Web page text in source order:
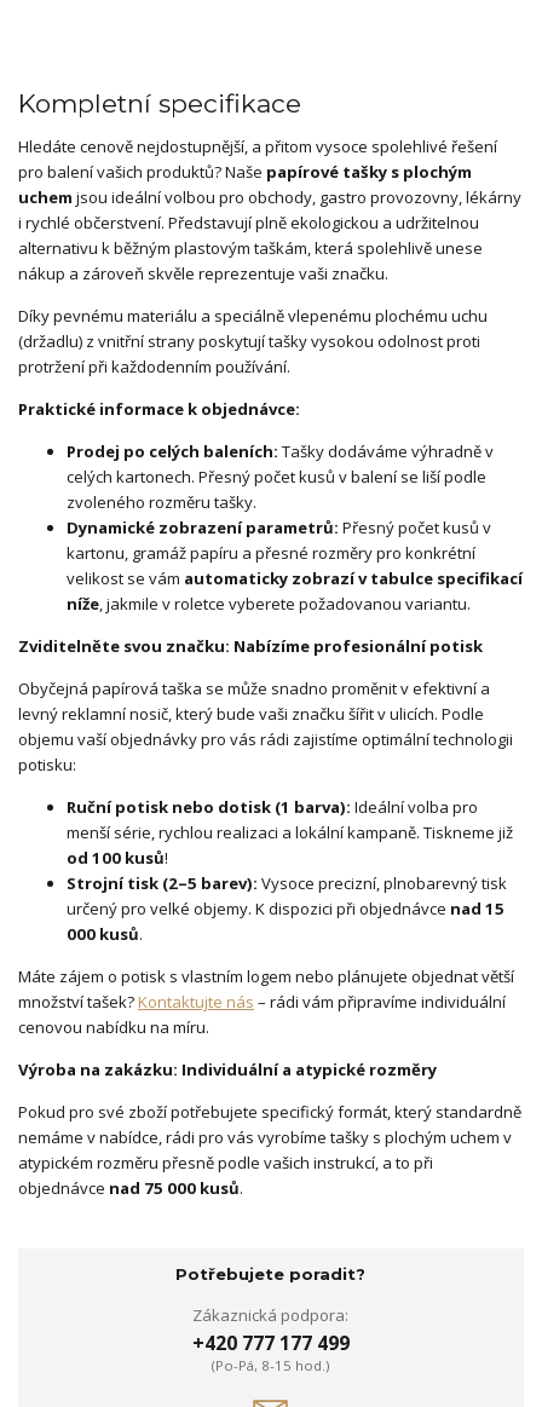
Kompletní specifikace
Hledáte cenově nejdostupnější, a přitom vysoce spolehlivé řešení
pro balení vašich produktů? Naše papírové tašky s plochým
uchem jsou ideální volbou pro obchody, gastro provozovny, lékárny
i rychlé občerstvení. Představují plně ekologickou a udržitelnou
alternativu k běžným plastovým taškám, která spolehlivě unese
nákup a zároveň skvěle reprezentuje vaši značku.
Díky pevnému materiálu a speciálně vlepenému plochému uchu
(držadlu) z vnitřní strany poskytují tašky vysokou odolnost proti
protržení při každodenním používání.
Praktické informace k objednávce:
Prodej po celých baleních: Tašky dodáváme výhradně v
celých kartonech. Přesný počet kusů v balení se liší podle
zvoleného rozměru tašky.
Dynamické zobrazení parametrů: Přesný počet kusů v
kartonu, gramáž papíru a přesné rozměry pro konkrétní
velikost se vám automaticky zobrazí v tabulce specifikací
níže, jakmile v roletce vyberete požadovanou variantu.
Zviditelněte svou značku: Nabízíme profesionální potisk
Obyčejná papírová taška se může snadno proměnit v efektivní a
levný reklamní nosič, který bude vaši značku šířit v ulicích. Podle
objemu vaší objednávky pro vás rádi zajistíme optimální technologii
potisku:
Ruční potisk nebo dotisk (1 barva): Ideální volba pro
menší série, rychlou realizaci a lokální kampaně. Tiskneme již
od 100 kusů!
Strojní tisk (2–5 barev): Vysoce precizní, plnobarevný tisk
určený pro velké objemy. K dispozici při objednávce nad 15
000 kusů.
Máte zájem o potisk s vlastním logem nebo plánujete objednat větší
množství tašek? Kontaktujte nás – rádi vám připravíme individuální
cenovou nabídku na míru.
Výroba na zakázku: Individuální a atypické rozměry
Pokud pro své zboží potřebujete specifický formát, který standardně
nemáme v nabídce, rádi pro vás vyrobíme tašky s plochým uchem v
atypickém rozměru přesně podle vašich instrukcí, a to při
objednávce nad 75 000 kusů.
Potřebujete poradit?
Zákaznická podpora:
+420 777 177 499
(Po-Pá, 8-15 hod.)